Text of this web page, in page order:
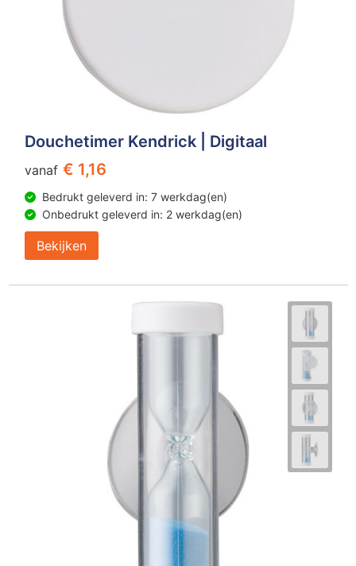
Douchetimer Kendrick | Digitaal
vanaf € 1,16
Bedrukt geleverd in: 7 werkdag(en)
Onbedrukt geleverd in: 2 werkdag(en)
Bekijken